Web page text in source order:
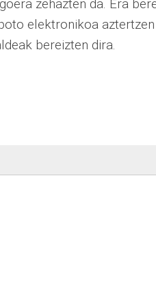
zehazten da. Era
elektronikoa
bereizten dira.